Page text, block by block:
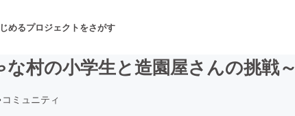
めるプロジェクトをさがす
村の小学生と造園屋さんの挑戦～
コミュニティ